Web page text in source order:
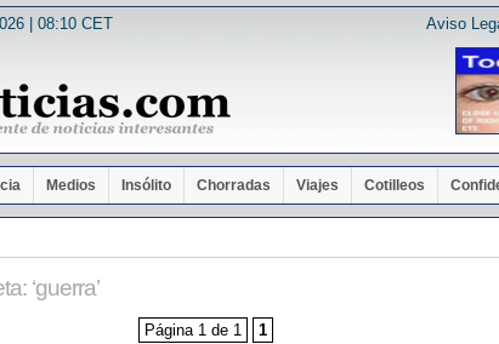
| 08:10 CET Aviso
Medios Insólito Chorradas Viajes Cotilleos
‘guerra’
Página 1 de 1 1